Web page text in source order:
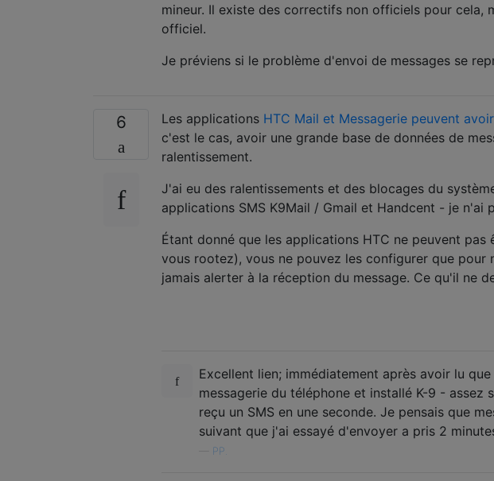
mineur. Il existe des correctifs non officiels pour cela,
officiel.
Je préviens si le problème d'envoi de messages se
6 Les applications HTC Mail et Messagerie peuvent
c'est le cas, avoir une grande base de données de
ralentissement.
J'ai eu des ralentissements et des blocages du
applications SMS K9Mail / Gmail et Handcent - je n'ai
Étant donné que les applications HTC ne peuvent
vous rootez), vous ne pouvez les configurer que pour
jamais alerter à la réception du message. Ce qu'il ne
Excellent lien; immédiatement après avoir lu
messagerie du téléphone et installé K-9 - assez
reçu un SMS en une seconde. Je pensais que
suivant que j'ai essayé d'envoyer a pris 2
PP.